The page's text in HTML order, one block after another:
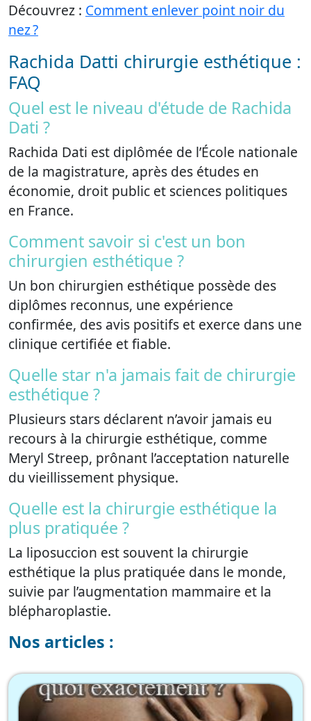
Découvrez : Comment enlever point noir du
nez ?
Rachida Datti chirurgie esthétique :
FAQ
Quel est le niveau d'étude de Rachida
Dati ?
Rachida Dati est diplômée de l’École nationale
de la magistrature, après des études en
économie, droit public et sciences politiques
en France.
Comment savoir si c'est un bon
chirurgien esthétique ?
Un bon chirurgien esthétique possède des
diplômes reconnus, une expérience
confirmée, des avis positifs et exerce dans une
clinique certifiée et fiable.
Quelle star n'a jamais fait de chirurgie
esthétique ?
Plusieurs stars déclarent n’avoir jamais eu
recours à la chirurgie esthétique, comme
Meryl Streep, prônant l’acceptation naturelle
du vieillissement physique.
Quelle est la chirurgie esthétique la
plus pratiquée ?
La liposuccion est souvent la chirurgie
esthétique la plus pratiquée dans le monde,
suivie par l’augmentation mammaire et la
blépharoplastie.
Nos articles :